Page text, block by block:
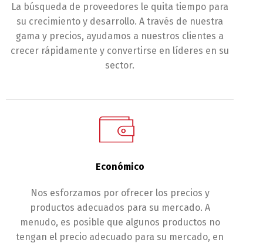
La búsqueda de proveedores le quita tiempo para
su crecimiento y desarrollo. A través de nuestra
gama y precios, ayudamos a nuestros clientes a
crecer rápidamente y convertirse en líderes en su
sector.
Económico
Nos esforzamos por ofrecer los precios y
productos adecuados para su mercado. A
menudo, es posible que algunos productos no
tengan el precio adecuado para su mercado, en